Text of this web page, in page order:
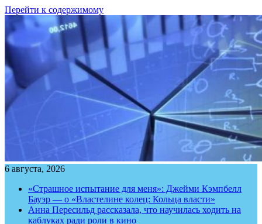
Перейти к содержимому
6 августа, 2026
«Страшное испытание для меня»: Джейми Кэмпбелл
Бауэр — о «Властелине колец: Кольца власти»
Анна Пересильд рассказала, что научилась ходить на
каблуках ради роли в кино